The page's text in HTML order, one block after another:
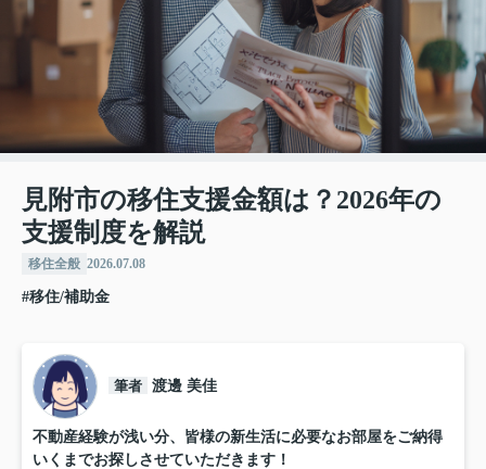
見附市の移住支援金額は？2026年の
支援制度を解説
移住全般 2026.07.08
#移住/補助金
筆者 渡邊 美佳
不動産経験が浅い分、皆様の新生活に必要なお部屋をご納得
いくまでお探しさせていただきます！